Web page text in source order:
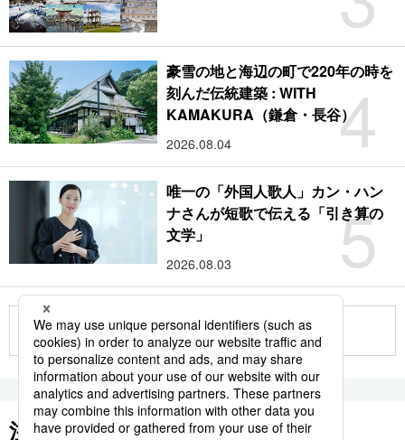
4
豪雪の地と海辺の町で220年の時を
刻んだ伝統建築 : WITH
KAMAKURA（鎌倉・長谷）
2026.08.04
5
唯一の「外国人歌人」カン・ハン
ナさんが短歌で伝える「引き算の
文学」
2026.08.03
もっと見る
注目のキーワード